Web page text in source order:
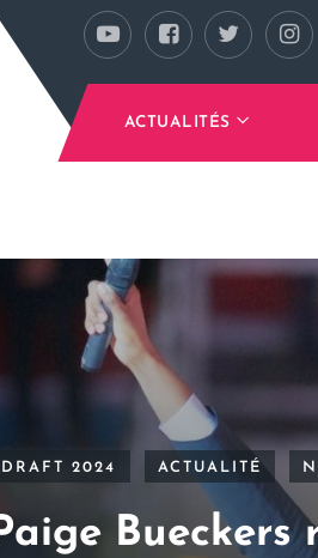
ACTUALITÉS
DRAFT 2024 ACTUALITÉ
Bueckers